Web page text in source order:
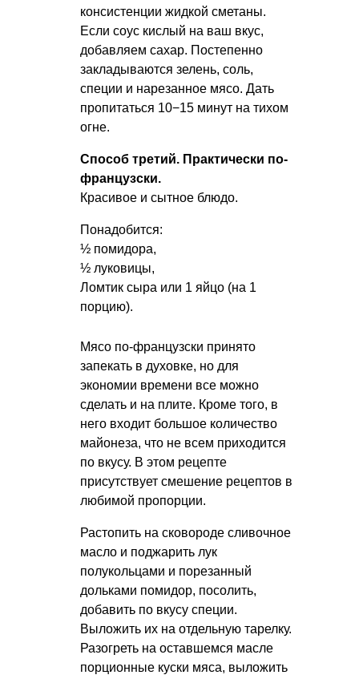
консистенции жидкой сметаны.
Если соус кислый на ваш вкус,
добавляем сахар. Постепенно
закладываются зелень, соль,
специи и нарезанное мясо. Дать
пропитаться 10−15 минут на тихом
огне.
Способ третий. Практически по-
французски.
Красивое и сытное блюдо.
Понадобится:
½ помидора,
½ луковицы,
Ломтик сыра или 1 яйцо (на 1
порцию).
Мясо по-французски принято
запекать в духовке, но для
экономии времени все можно
сделать и на плите. Кроме того, в
него входит большое количество
майонеза, что не всем приходится
по вкусу. В этом рецепте
присутствует смешение рецептов в
любимой пропорции.
Растопить на сковороде сливочное
масло и поджарить лук
полукольцами и порезанный
дольками помидор, посолить,
добавить по вкусу специи.
Выложить их на отдельную тарелку.
Разогреть на оставшемся масле
порционные куски мяса, выложить